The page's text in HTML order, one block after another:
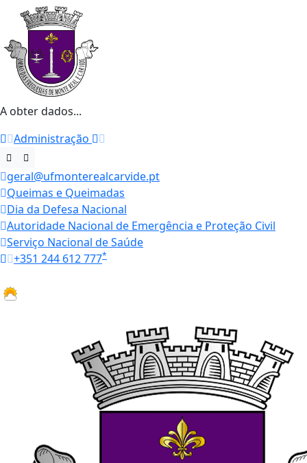
A obter dados...
Administração
geral@ufmonterealcarvide.pt
Queimas e Queimadas
Dia da Defesa Nacional
Autoridade Nacional de Emergência e Proteção Civil
Serviço Nacional de Saúde
+351 244 612 777*